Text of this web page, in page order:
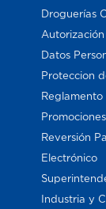
Droguerías
Datos
Proteccion
Reglamento
Promociones
Reversión
Electrónico
Industria y